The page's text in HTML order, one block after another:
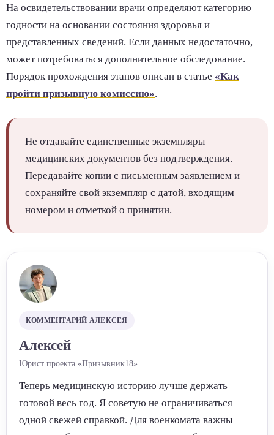
На освидетельствовании врачи определяют категорию
годности на основании состояния здоровья и
представленных сведений. Если данных недостаточно,
может потребоваться дополнительное обследование.
Порядок прохождения этапов описан в статье «Как
пройти призывную комиссию».
Не отдавайте единственные экземпляры
медицинских документов без подтверждения.
Передавайте копии с письменным заявлением и
сохраняйте свой экземпляр с датой, входящим
номером и отметкой о принятии.
КОММЕНТАРИЙ АЛЕКСЕЯ
Алексей
Юрист проекта «Призывник18»
Теперь медицинскую историю лучше держать
готовой весь год. Я советую не ограничиваться
одной свежей справкой. Для военкомата важны